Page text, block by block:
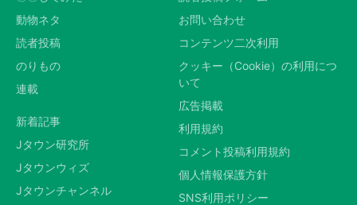
動物ネタ
読者投稿
のりもの
連載
新着記事
Jタウン研究所
Jタウンウィズ
Jタウンチャンネル
お問い合わせ
コンテンツ二次利用
クッキー（Cookie）の利用につ
いて
広告掲載
利用規約
コメント投稿利用規約
個人情報保護方針
SNS利用ポリシー